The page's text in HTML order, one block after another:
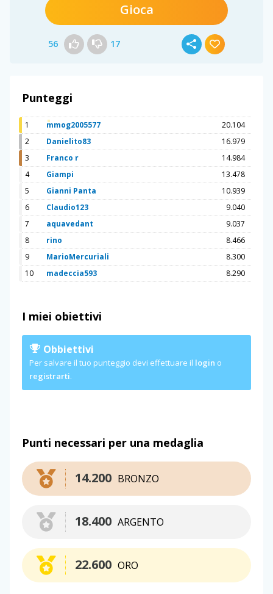
Gioca
56 17
Punteggi
1 mmog2005577
20.104
2
Danielito83
16.979
3
Franco r
14.984
4
Giampi
13.478
5
Gianni Panta
10.939
6
Claudio123
9.040
7
aquavedant
9.037
8
rino
8.466
9
MarioMercuriali
8.300
10
madeccia593 8.290
I miei obiettivi
Obbiettivi
Per salvare il tuo punteggio devi effettuare il login o
registrarti.
Punti necessari per una medaglia
BRONZO
14.200
ARGENTO
18.400
ORO
22.600